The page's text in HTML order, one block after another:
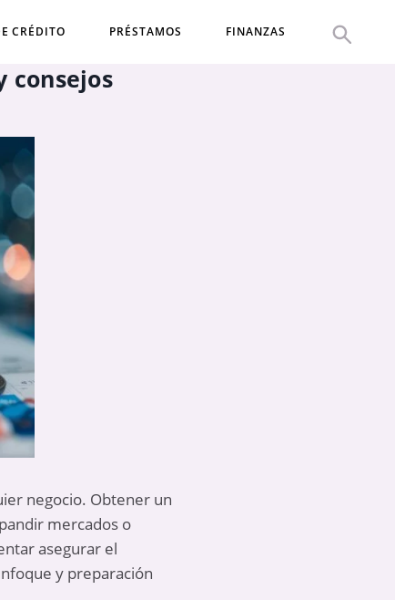
CRÉDITO PRÉSTAMOS FINANZAS
consejos
negocio. Obtener un
mercados o
asegurar el
y preparación